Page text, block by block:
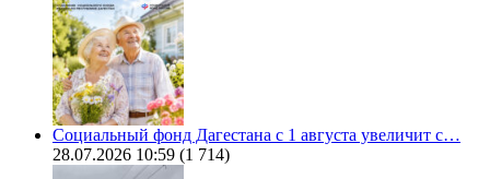
Социальный фонд Дагестана с 1 августа увеличит с…
28.07.2026 10:59 (1 714)